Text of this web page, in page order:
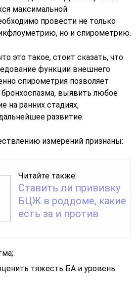
максимальной
провести не только
но и спирометрию.
это такое, стоит сказать, что
функции внешнего
спирометрия позволяет
бронхоспазма, выявить любое
на ранних стадиях,
развитие.
измерений признаны:
Читайте также:
Ставить ли прививку
БЦЖ в роддоме, какие
есть за и против
тяжесть БА и уровень